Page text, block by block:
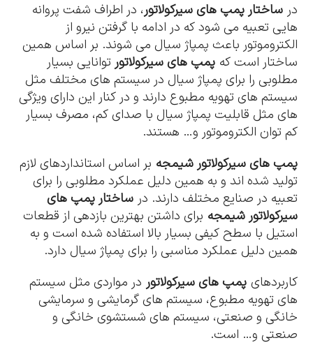
در ساختار پمپ های سیرکولاتور، در اطراف شفت پروانه
هایی تعبیه می شود که در ادامه با گرفتن نیرو از
الکتروموتور باعث پمپاژ سیال می شوند. بر اساس همین
ساختار است که پمپ های سیرکولاتور توانایی بسیار
مطلوبی را برای پمپاژ سیال در سیستم های مختلف مثل
سیستم های تهویه مطبوع دارند و در کنار این دارای ویژگی
های مثل قابلیت پمپاژ سیال با صدای کم، مصرف بسیار
کم توان الکتروموتور و… هستند.
پمپ های سیرکولاتور شیمجه بر اساس استانداردهای لازم
تولید شده اند و به همین دلیل عملکرد مطلوبی را برای
تعبیه در صنایع مختلف دارند. در ساختار پمپ های
سیرکولاتور شیمجه برای داشتن بهترین بازدهی از قطعات
استیل با سطح کیفی بسیار بالا استفاده شده است و به
همین دلیل عملکرد مناسبی را برای پمپاژ سیال دارد.
کاربردهای پمپ های سیرکولاتور در مواردی مثل سیستم
های تهویه مطبوع، سیستم های گرمایشی و سرمایشی
خانگی و صنعتی، سیستم های شستشوی خانگی و
صنعتی و… است.